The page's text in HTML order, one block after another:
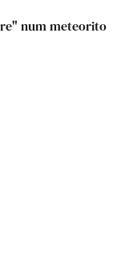
num meteorito